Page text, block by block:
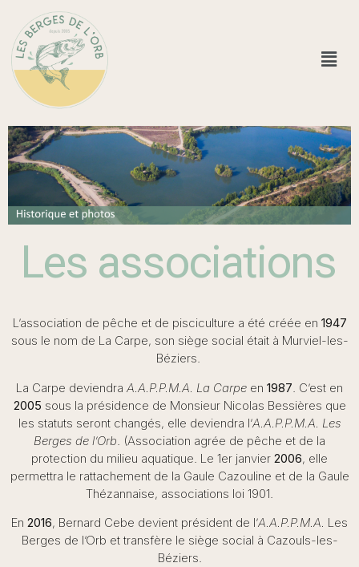
Les associations
L’association de pêche et de pisciculture a été créée en 1947
sous le nom de La Carpe, son siège social était à Murviel-les-
Béziers.
La Carpe deviendra A.A.P.P.M.A. La Carpe en 1987. C’est en
2005 sous la présidence de Monsieur Nicolas Bessières que
les statuts seront changés, elle deviendra l’A.A.P.P.M.A. Les
Berges de l’Orb. (Association agrée de pêche et de la
protection du milieu aquatique. Le 1er janvier 2006, elle
permettra le rattachement de la Gaule Cazouline et de la Gaule
Thézannaise, associations loi 1901.
En 2016, Bernard Cebe devient président de l’A.A.P.P.M.A. Les
Berges de l’Orb et transfère le siège social à Cazouls-les-
Béziers.